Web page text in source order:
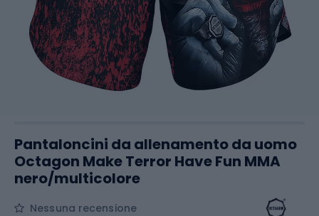
Pantaloncini da allenamento da uomo
Octagon Make Terror Have Fun MMA
nero/multicolore
Nessuna recensione